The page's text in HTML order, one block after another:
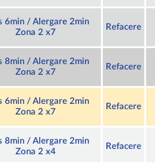
6min / Alergare 2min
Zona 2 x7
Refacere
8min / Alergare 2min
Zona 2 x7
Refacere
6min / Alergare 2min
Zona 2 x7
Refacere
8min / Alergare 2min
Zona 2 x4
Refacere